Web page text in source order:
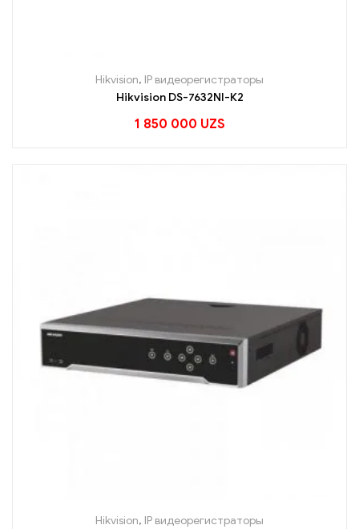
Hikvision, IP видеорегистраторы
Hikvision DS-7632NI-К2
1 850 000 UZS
Hikvision, IP видеорегистраторы